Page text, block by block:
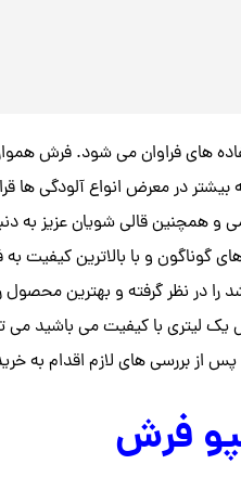
های فراوان می شود. فرش
در معرض انواع آلودگی ها
و همچنین قالی شویان عزیز
های گوناگون و با بالاترین
را در نظر گرفته و بهترین محصول
لیتری با کیفیت می باشید می
پس از بررسی های لازم اقدام به
فرش